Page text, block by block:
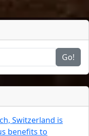
Go!
Switzerland is
benefits to